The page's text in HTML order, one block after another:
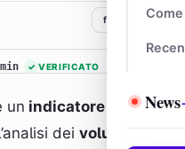
News
f in
✓ VERIFICATO
un indicatore di
dei volumi